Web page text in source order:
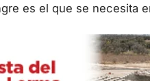
es el que se necesita